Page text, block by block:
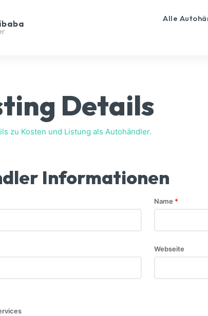
Alle
Details
zu Kosten und Listung als Autohändler.
Informationen
Name *
Webseite